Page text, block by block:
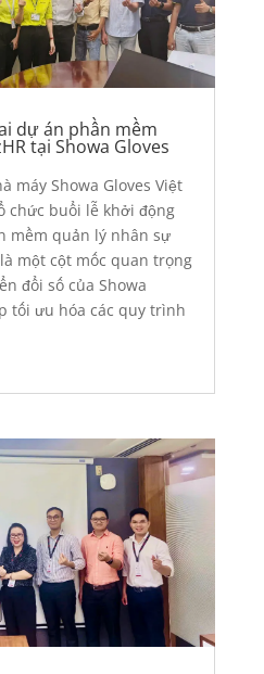
dự án phần mềm
tại Showa Gloves
máy Showa Gloves Việt
chức buổi lễ khởi động
mềm quản lý nhân sự
một cột mốc quan trọng
đổi số của Showa
tối ưu hóa các quy trình